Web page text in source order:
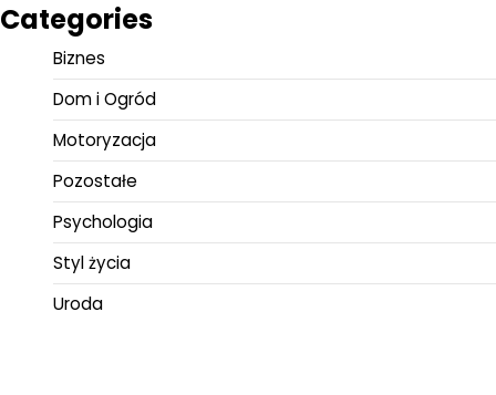
Categories
Biznes
Dom i Ogród
Motoryzacja
Pozostałe
Psychologia
Styl życia
Uroda